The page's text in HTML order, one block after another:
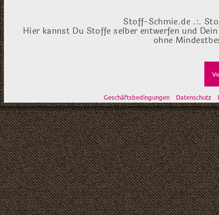
Stoff-Schmie.de .:.
Hier kannst Du Stoffe selber entwerfen und
ohne
Geschäftsbedingungen Datenschutz